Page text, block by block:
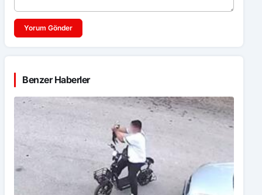
Yorum Gönder
Benzer Haberler